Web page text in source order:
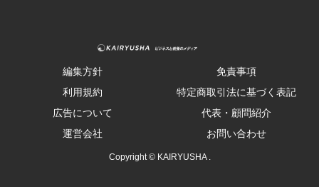
編集方針
免責事項
利用規約
特定商取引法に基づく表記
広告について
代表・顧問紹介
運営会社
お問い合わせ
Copyright © KAIRYUSHA .